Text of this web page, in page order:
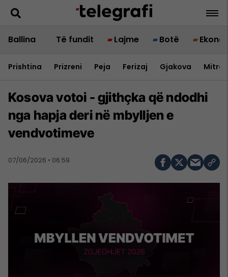
Ballina Të fundit Lajme Botë
Prishtina Prizreni Peja Ferizaj Gjakova
Kosova votoi - gjithçka që ndodhi
nga hapja deri në mbylljen e
vendvotimeve
07/06/2026 • 06:59